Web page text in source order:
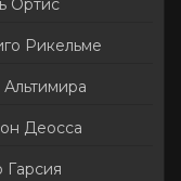
Ортис
Рикельме
Деосса
Гарсия